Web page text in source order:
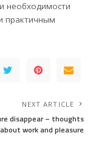
необходимости
практичным
NEXT ARTICLE
disappear – thoughts
about work and pleasure